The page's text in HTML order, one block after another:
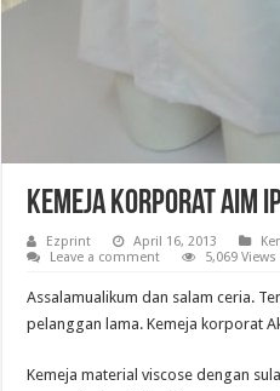
Kemeja Korporat AIM
Ezprint April 16, 2013
Leave a comment
5,069 Views
Assalamualikum dan salam ceria.
pelanggan lama. Kemeja korporat
Kemeja material viscose dengan